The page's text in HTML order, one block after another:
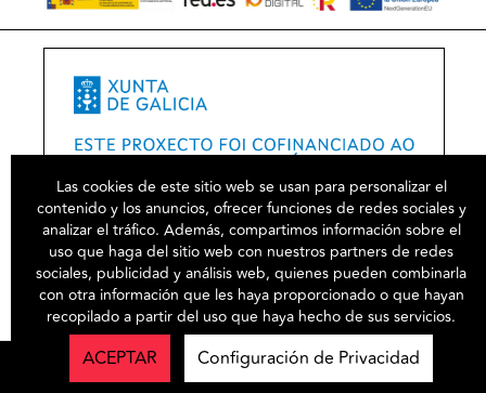
Las cookies de este sitio web se usan para personalizar el
contenido y los anuncios, ofrecer funciones de redes sociales y
analizar el tráfico. Además, compartimos información sobre el
uso que haga del sitio web con nuestros partners de redes
sociales, publicidad y análisis web, quienes pueden combinarla
con otra información que les haya proporcionado o que hayan
recopilado a partir del uso que haya hecho de sus servicios.
ACEPTAR Configuración de Privacidad
confeccionesgarcia - Todos los derechos reservados
Powered by SmartCommerce